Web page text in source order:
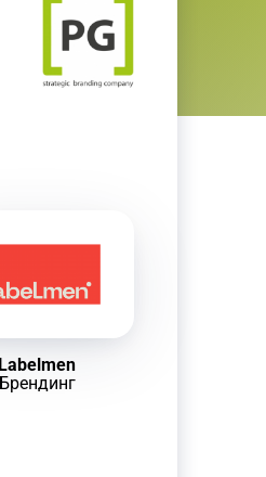
Labelmen
Брендинг